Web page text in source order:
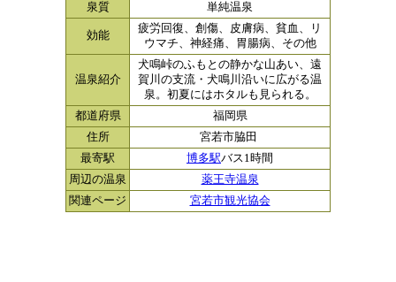
泉質
単純温泉
効能
疲労回復、創傷、皮膚病、貧血、リ
ウマチ、神経痛、胃腸病、その他
温泉紹介
犬鳴峠のふもとの静かな山あい、遠
賀川の支流・犬鳴川沿いに広がる温
泉。初夏にはホタルも見られる。
都道府県
福岡県
住所
宮若市脇田
最寄駅
博多駅バス1時間
周辺の温泉
薬王寺温泉
関連ページ
宮若市観光協会